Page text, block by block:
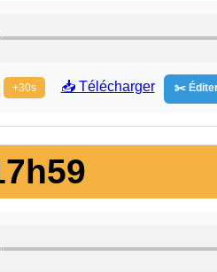
+30s 📥 Télécharger ✂️